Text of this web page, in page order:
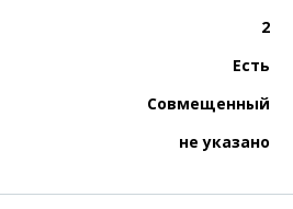
2
Есть
Совмещенный
не указано